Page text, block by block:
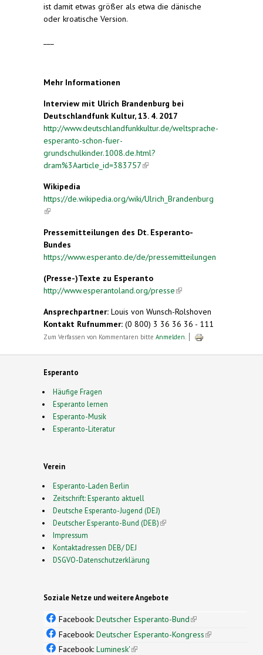
ist damit etwas größer als etwa die dänische
oder kroatische Version.
Mehr Informationen
Interview mit Ulrich Brandenburg bei
Deutschlandfunk Kultur, 13. 4. 2017
http://www.deutschlandfunkkultur.de/weltsprache-
esperanto-schon-fuer-
grundschulkinder.1008.de.html?
dram%3Aarticle_id=383757(link is external)
Wikipedia
https://de.wikipedia.org/wiki/Ulrich_Brandenburg
(link is external)
Pressemitteilungen des Dt. Esperanto-
Bundes
https://www.esperanto.de/de/pressemitteilungen
(Presse-)Texte zu Esperanto
http://www.esperantoland.org/presse(link is
Ansprechpartner: Louis von Wunsch-Rolshoven
Kontakt Rufnummer: (0 800) 3 36 36 36 - 111
Zum Verfassen von Kommentaren bitte Anmelden
Esperanto
Häufige Fragen
Esperanto lernen
Esperanto-Musik
Esperanto-Literatur
Verein
Esperanto-Laden Berlin
Zeitschrift: Esperanto aktuell
Deutsche Esperanto-Jugend (DEJ)
Deutscher Esperanto-Bund (DEB)(link is external)
Impressum
Kontaktadressen DEB/ DEJ
DSGVO-Datenschutzerklärung
Soziale Netze und weitere Angebote
Facebook: Deutscher Esperanto-Bund(link is
external)
Facebook: Deutscher Esperanto-Kongress(link is
Facebook: Luminesk'(link is external)